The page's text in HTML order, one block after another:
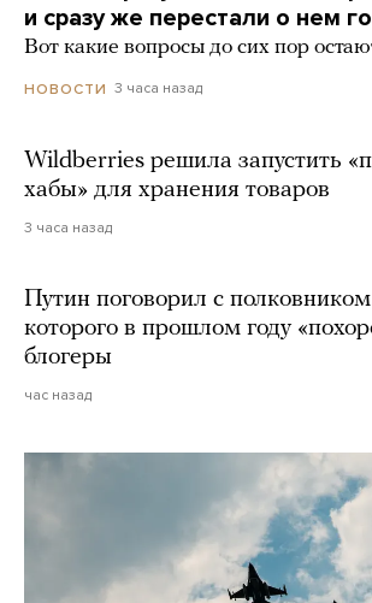
и сразу же перестали о нем
Вот какие вопросы до сих пор
НОВОСТИ 3 часа назад
Wildberries решила запустить
хабы» для хранения товаров
3 часа назад
Путин поговорил с
которого в прошлом году
блогеры
час назад